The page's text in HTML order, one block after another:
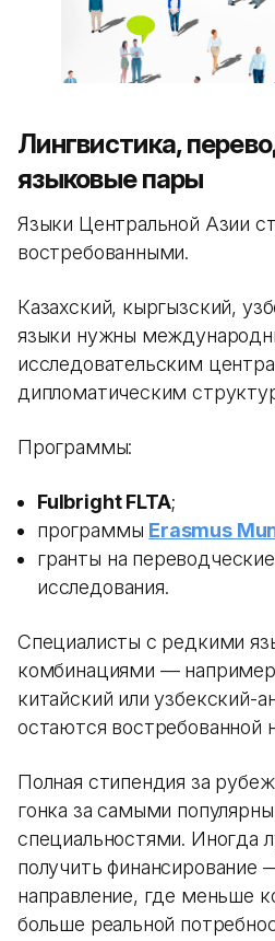
Лингвистика,
языковые пары
Языки Центральной Азии
востребованными.
Казахский, кыргызский,
языки нужны
исследовательским
дипломатическим
Программы:
Fulbright FLTA;
программы Erasmus
гранты на
исследования.
Специалисты с редкими
комбинациями —
китайский или узбекский-
остаются востребованной
Полная стипендия за
гонка за самыми
специальностями. Иногда
получить финансирование
направление, где меньше
больше реальной